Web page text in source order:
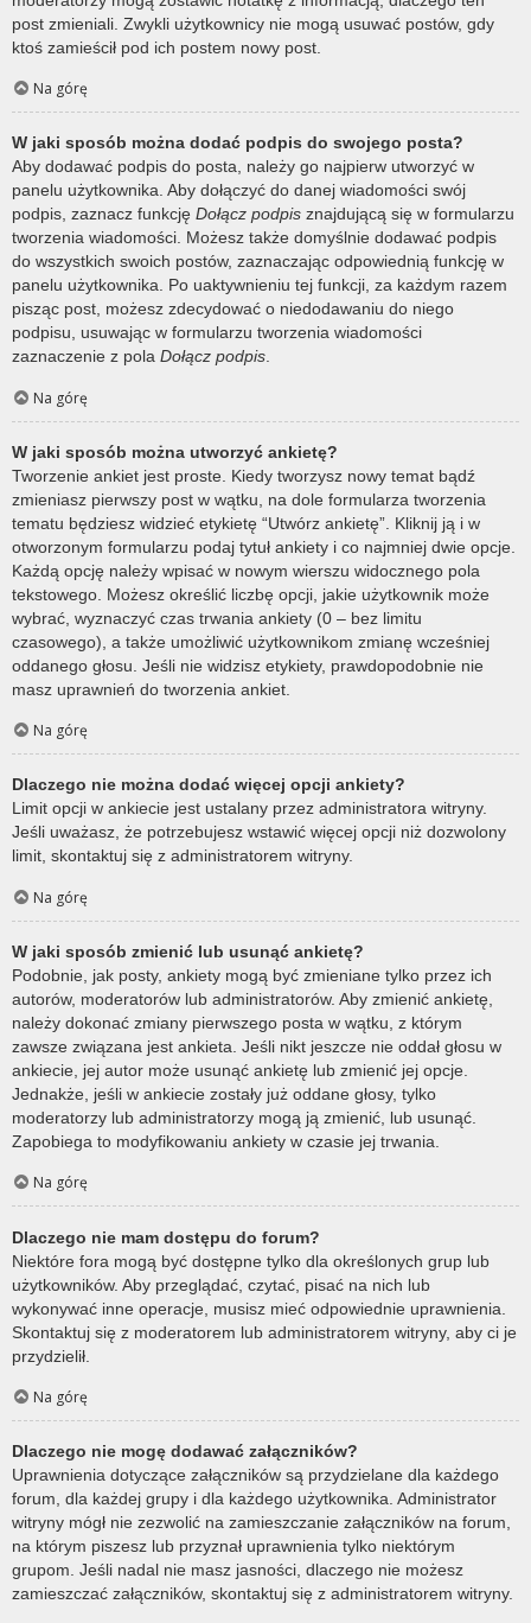
post zmieniali. Zwykli użytkownicy nie mogą usuwać postów, gdy
ktoś zamieścił pod ich postem nowy post.
Na górę
W jaki sposób można dodać podpis do swojego posta?
Aby dodawać podpis do posta, należy go najpierw utworzyć w
panelu użytkownika. Aby dołączyć do danej wiadomości swój
podpis, zaznacz funkcję Dołącz podpis znajdującą się w formularzu
tworzenia wiadomości. Możesz także domyślnie dodawać podpis
do wszystkich swoich postów, zaznaczając odpowiednią funkcję w
panelu użytkownika. Po uaktywnieniu tej funkcji, za każdym razem
pisząc post, możesz zdecydować o niedodawaniu do niego
podpisu, usuwając w formularzu tworzenia wiadomości
zaznaczenie z pola Dołącz podpis.
Na górę
W jaki sposób można utworzyć ankietę?
Tworzenie ankiet jest proste. Kiedy tworzysz nowy temat bądź
zmieniasz pierwszy post w wątku, na dole formularza tworzenia
tematu będziesz widzieć etykietę “Utwórz ankietę”. Kliknij ją i w
otworzonym formularzu podaj tytuł ankiety i co najmniej dwie opcje.
Każdą opcję należy wpisać w nowym wierszu widocznego pola
tekstowego. Możesz określić liczbę opcji, jakie użytkownik może
wybrać, wyznaczyć czas trwania ankiety (0 – bez limitu
czasowego), a także umożliwić użytkownikom zmianę wcześniej
oddanego głosu. Jeśli nie widzisz etykiety, prawdopodobnie nie
masz uprawnień do tworzenia ankiet.
Na górę
Dlaczego nie można dodać więcej opcji ankiety?
Limit opcji w ankiecie jest ustalany przez administratora witryny.
Jeśli uważasz, że potrzebujesz wstawić więcej opcji niż dozwolony
limit, skontaktuj się z administratorem witryny.
Na górę
W jaki sposób zmienić lub usunąć ankietę?
Podobnie, jak posty, ankiety mogą być zmieniane tylko przez ich
autorów, moderatorów lub administratorów. Aby zmienić ankietę,
należy dokonać zmiany pierwszego posta w wątku, z którym
zawsze związana jest ankieta. Jeśli nikt jeszcze nie oddał głosu w
ankiecie, jej autor może usunąć ankietę lub zmienić jej opcje.
Jednakże, jeśli w ankiecie zostały już oddane głosy, tylko
moderatorzy lub administratorzy mogą ją zmienić, lub usunąć.
Zapobiega to modyfikowaniu ankiety w czasie jej trwania.
Na górę
Dlaczego nie mam dostępu do forum?
Niektóre fora mogą być dostępne tylko dla określonych grup lub
użytkowników. Aby przeglądać, czytać, pisać na nich lub
wykonywać inne operacje, musisz mieć odpowiednie uprawnienia.
Skontaktuj się z moderatorem lub administratorem witryny, aby ci je
przydzielił.
Na górę
Dlaczego nie mogę dodawać załączników?
Uprawnienia dotyczące załączników są przydzielane dla każdego
forum, dla każdej grupy i dla każdego użytkownika. Administrator
witryny mógł nie zezwolić na zamieszczanie załączników na forum,
na którym piszesz lub przyznał uprawnienia tylko niektórym
grupom. Jeśli nadal nie masz jasności, dlaczego nie możesz
zamieszczać załączników, skontaktuj się z administratorem witryny.